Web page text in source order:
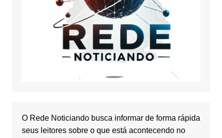
O Rede Noticiando busca informar de forma rápida
seus leitores sobre o que está acontecendo no